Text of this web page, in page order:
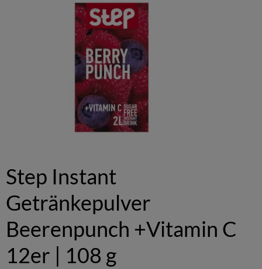
Step Instant
Getränkepulver
Beerenpunch +Vitamin C
12er | 108 g